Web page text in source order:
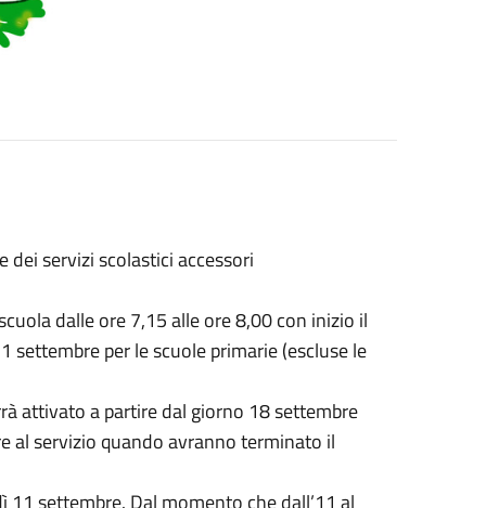
servizi scolastici accessori
dalle ore 7,15 alle ore 8,00 con inizio il
settembre per le scuole primarie (escluse le
attivato a partire dal giorno 18 settembre
al servizio quando avranno terminato il
settembre. Dal momento che dall’11 al